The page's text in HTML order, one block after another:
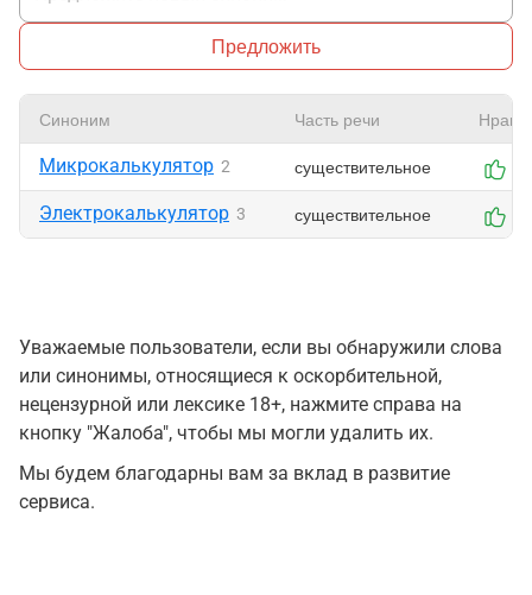
Предложить
Синоним Часть речи
Микрокалькулятор 2 существительное
Электрокалькулятор 3 существительное
Уважаемые пользователи, если вы обнаружили слова
или синонимы, относящиеся к оскорбительной,
нецензурной или лексике 18+, нажмите справа на
кнопку "Жалоба", чтобы мы могли удалить их.
Мы будем благодарны вам за вклад в развитие
сервиса.